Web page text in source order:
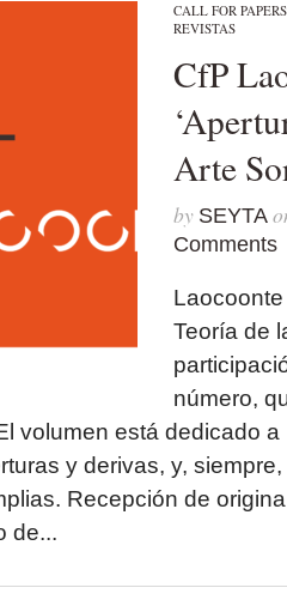
CALL FOR PAPERS
REVISTAS
CfP
Arte
by SEYTA
Comments
Teoría de
número,
volumen está dedicado
y derivas, y,
Recepción de
de...